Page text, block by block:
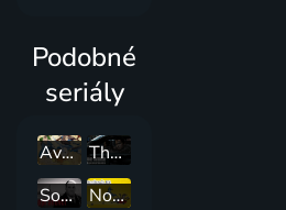
Podobné
seriály
Avatar: Legenda o Aangovi
The Wire - Špína Baltimoru
Sopranovci
Normálka